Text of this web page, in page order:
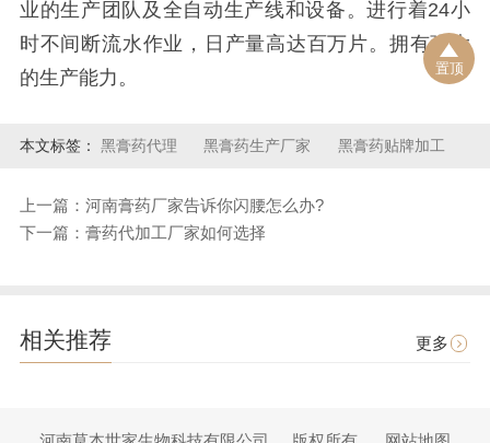
业的生产团队及全自动生产线和设备。进行着24小
时不间断流水作业，日产量高达百万片。拥有强大
的生产能力。
本文标签： 黑膏药代理 黑膏药生产厂家 黑膏药贴牌加工
上一篇：河南膏药厂家告诉你闪腰怎么办?
下一篇：膏药代加工厂家如何选择
相关推荐 更多
置顶